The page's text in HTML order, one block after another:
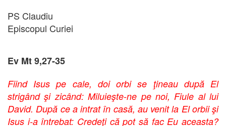
PS Claudiu
Episcopul Curiei
Ev Mt 9,27-35
Fiind Isus pe cale, doi orbi se ţineau după El
strigând şi zicând: Miluieşte-ne pe noi, Fiule al lui
David. După ce a intrat în casă, au venit la El orbii şi
Isus i-a întrebat: Credeţi că pot să fac Eu aceasta?